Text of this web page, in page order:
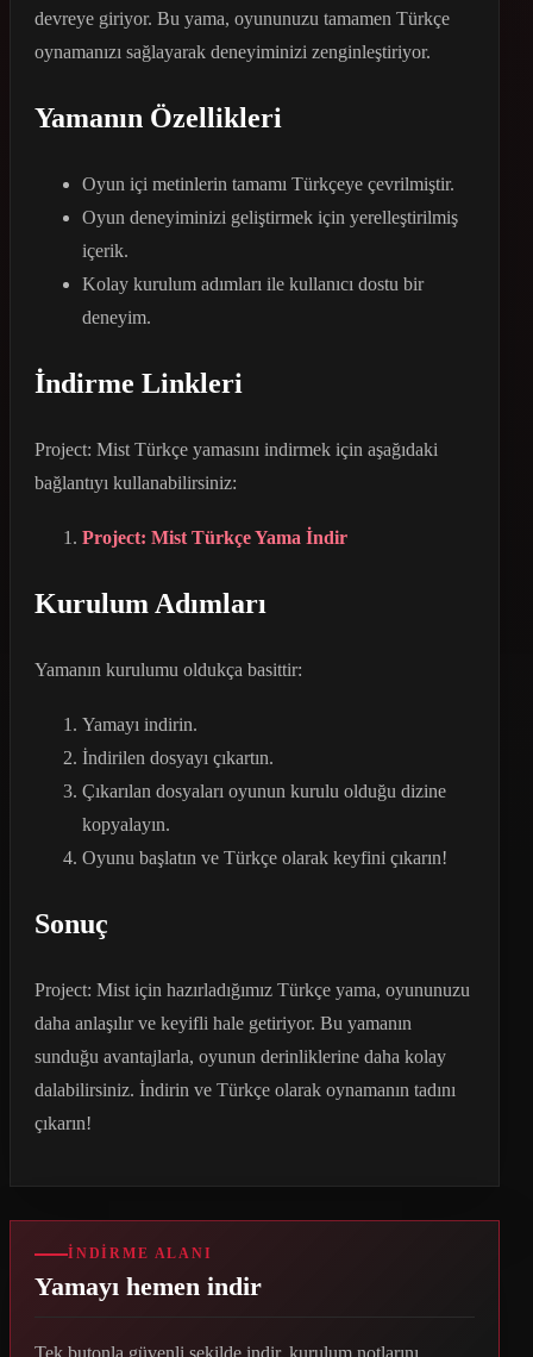
devreye giriyor. Bu yama, oyununuzu tamamen Türkçe
oynamanızı sağlayarak deneyiminizi zenginleştiriyor.
Yamanın Özellikleri
Oyun içi metinlerin tamamı Türkçeye çevrilmiştir.
Oyun deneyiminizi geliştirmek için yerelleştirilmiş
içerik.
Kolay kurulum adımları ile kullanıcı dostu bir
deneyim.
İndirme Linkleri
Project: Mist Türkçe yamasını indirmek için aşağıdaki
bağlantıyı kullanabilirsiniz:
Project: Mist Türkçe Yama İndir
Kurulum Adımları
Yamanın kurulumu oldukça basittir:
Yamayı indirin.
İndirilen dosyayı çıkartın.
Çıkarılan dosyaları oyunun kurulu olduğu dizine
kopyalayın.
Oyunu başlatın ve Türkçe olarak keyfini çıkarın!
Sonuç
Project: Mist için hazırladığımız Türkçe yama, oyununuzu
daha anlaşılır ve keyifli hale getiriyor. Bu yamanın
sunduğu avantajlarla, oyunun derinliklerine daha kolay
dalabilirsiniz. İndirin ve Türkçe olarak oynamanın tadını
çıkarın!
İNDIRME ALANI
Yamayı hemen indir